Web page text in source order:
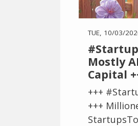
TUE, 10/03/
Mostly
Capital
+++
+++